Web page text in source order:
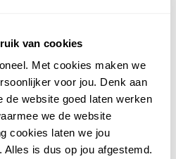
van cookies
Met cookies maken we
voor jou. Denk aan
de website goed laten werken
we de website
cookies laten we jou
Alles is dus op jou afgestemd.